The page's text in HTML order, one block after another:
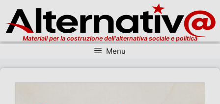
Materiali per la costruzione dell'alternativa sociale e politica
Menu